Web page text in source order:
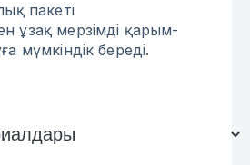
пакеті
ұзақ мерзімді қарым-
мүмкіндік береді.